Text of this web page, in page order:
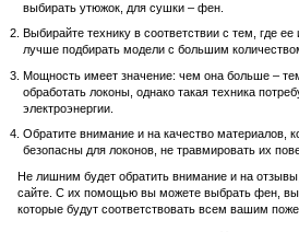
выбирать утюжок, для сушки – фен.
Выбирайте технику в соответствии с тем, где
лучше подбирать модели с большим
Мощность имеет значение: чем она больше –
обработать локоны, однако такая техника
электроэнергии.
Обратите внимание и на качество материалов,
безопасны для локонов, не травмировать их
Не лишним будет обратить внимание и на
сайте. С их помощью вы можете выбрать фен,
которые будут соответствовать всем вашим